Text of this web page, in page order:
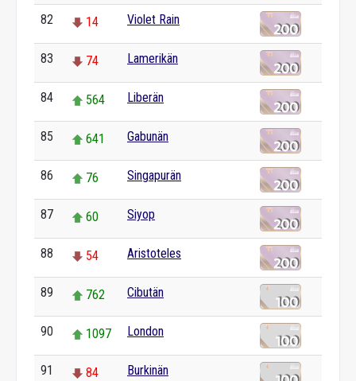
82 14 Violet Rain
83 74 Lamerikän
84 564 Liberän
85 641 Gabunän
86 76 Singapurän
87 60 Siyop
88 54 Aristoteles
89 762 Cibutän
90 1097 London
91 84 Burkinän